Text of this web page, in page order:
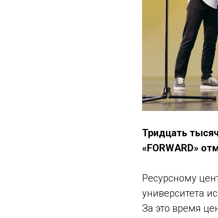
Тридцать
«FORWARD»
Ресурсному
университета
За это время